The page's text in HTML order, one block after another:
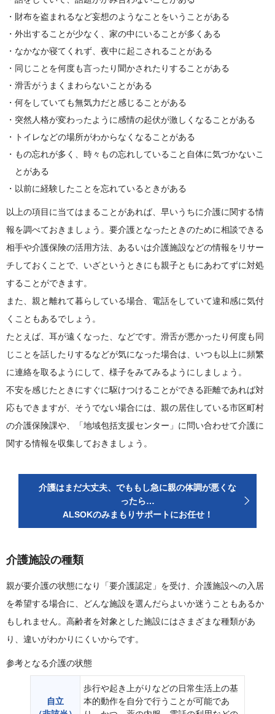
財布を盗まれるなど妄想のようなことをいうことがある
外出することが少なく、家の中にいることが多くある
なかなか寝てくれず、夜中に起こされることがある
同じことを何度も言ったり聞かされたりすることがある
滑舌がうまくまわらないことがある
何をしていても無気力だと感じることがある
突然人格が変わったように感情の起伏が激しくなることがある
トイレなどの場所がわからなくなることがある
もの忘れが多く、時々もの忘れしていること自体に気づかないこ
とがある
以前に経験したことを忘れているときがある
以上の項目に当てはまることがあれば、早いうちに介護に関する情
報を調べておきましょう。要介護となったときのために相談できる
相手や介護保険の活用方法、あるいは介護施設などの情報をリサー
チしておくことで、いざというときにも親子ともにあわてずに対処
することができます。
また、親と離れて暮らしている場合、電話をしていて違和感に気付
くこともあるでしょう。
たとえば、耳が遠くなった、などです。滑舌が悪かったり何度も同
じことを話したりするなどが気になった場合は、いつも以上に頻繁
に連絡を取るようにして、様子をみてみるようにしましょう。
不安を感じたときにすぐに駆けつけることができる距離であれば対
応もできますが、そうでない場合には、親の居住している市区町村
の介護保険課や、「地域包括支援センター」に問い合わせて介護に
関する情報を収集しておきましょう。
介護はまだ大丈夫、でももし急に親の体調が悪くな
ったら…
ALSOKのみまもりサポートにお任せ！
介護施設の種類
親が要介護の状態になり「要介護認定」を受け、介護施設への入居
を希望する場合に、どんな施設を選んだらよいか迷うこともあるか
もしれません。高齢者を対象とした施設にはさまざまな種類があ
り、違いがわかりにくいからです。
参考となる介護の状態
自立
歩行や起き上がりなどの日常生活上の基
本的動作を自分で行うことが可能であ